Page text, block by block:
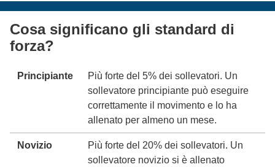
Cosa significano gli standard di
forza?
Principiante
Più forte del 5% dei sollevatori. Un
sollevatore principiante può eseguire
correttamente il movimento e lo ha
allenato per almeno un mese.
Novizio
Più forte del 20% dei sollevatori. Un
sollevatore novizio si è allenato